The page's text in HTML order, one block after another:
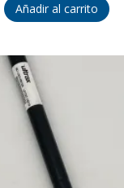
Añadir al carrito